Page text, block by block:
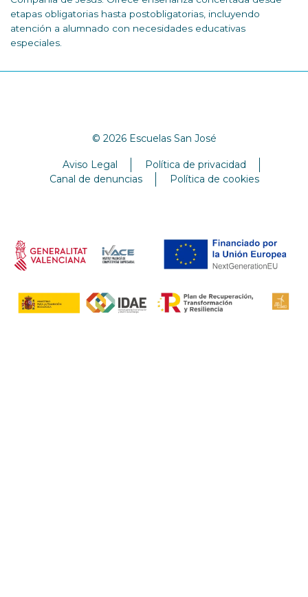
etapas obligatorias hasta postobligatorias, incluyendo
atención a alumnado con necesidades educativas
especiales.
© 2026 Escuelas San José
Aviso Legal
Política de privacidad
Canal de denuncias
Política de cookies